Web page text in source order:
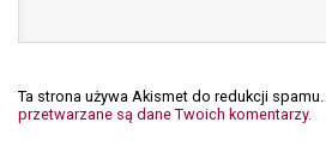
Ta strona używa Akismet do redukcji spamu.
przetwarzane są dane Twoich komentarzy.